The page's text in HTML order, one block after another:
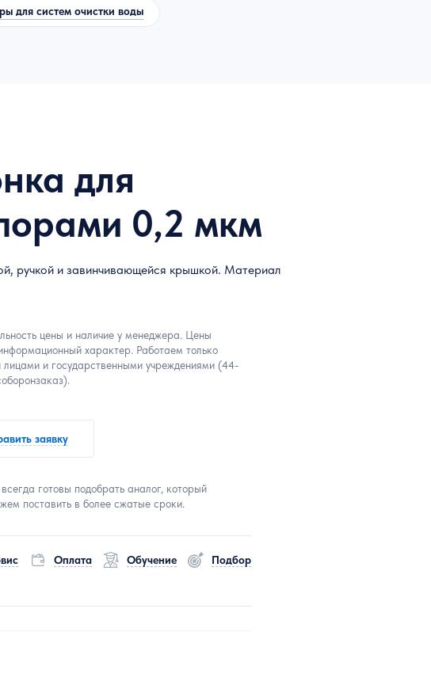
для систем очистки воды
для
0,2 мкм
ручкой и завинчивающейся крышкой. Материал
цены и наличие у менеджера. Цены
характер. Работаем только
и государственными учреждениями (44-
заявку
готовы подобрать аналог, который
поставить в более сжатые сроки.
Оплата Обучение
Подбор